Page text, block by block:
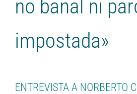
no banal ni
impostada»
ENTREVISTA A NORBERTO